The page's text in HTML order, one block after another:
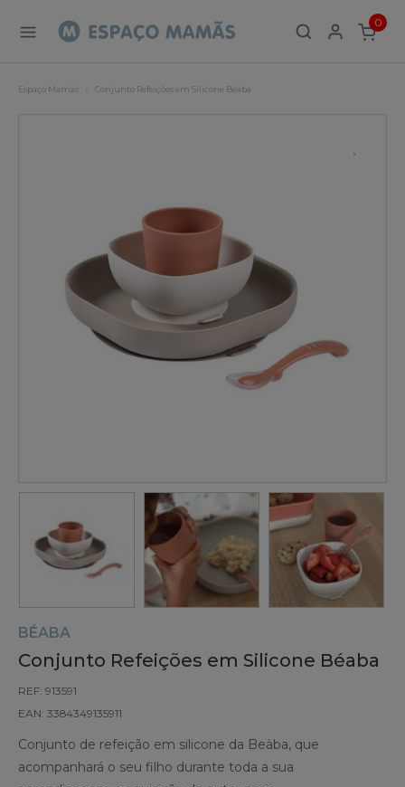
0
ITEMS
Espaço Mamãs Conjunto Refeições em Silicone Béaba
BÉABA
Conjunto Refeições em Silicone Béaba
REF: 913591
EAN: 3384349135911
Conjunto de refeição em silicone da Beàba, que
acompanhará o seu filho durante toda a sua